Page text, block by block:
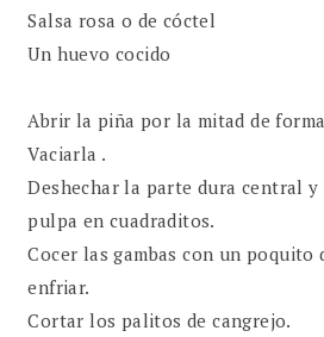
Salsa rosa o de cóctel
Un huevo cocido
Abrir la piña por la mitad de
Vaciarla .
Deshechar la parte dura central
pulpa en cuadraditos.
Cocer las gambas con un poquito
enfriar.
Cortar los palitos de cangrejo.